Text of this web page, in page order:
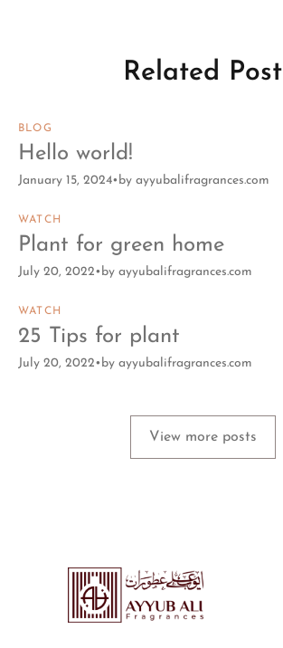
Related Post
BLOG
Hello world!
January 15, 2024 by ayyubalifragrances.com
WATCH
Plant for green home
July 20, 2022 by ayyubalifragrances.com
WATCH
25 Tips for plant
July 20, 2022 by ayyubalifragrances.com
View more posts